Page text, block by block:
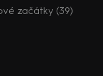
začátky (39)